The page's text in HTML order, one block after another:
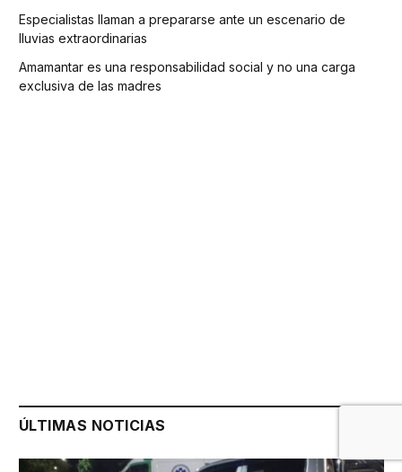
Especialistas llaman a prepararse ante un escenario de
lluvias extraordinarias
Amamantar es una responsabilidad social y no una carga
exclusiva de las madres
ÚLTIMAS NOTICIAS